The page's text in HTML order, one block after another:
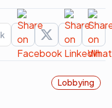
Lobbying